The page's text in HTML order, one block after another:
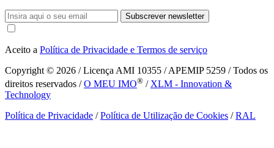
Subscrever newsletter
Aceito a Política de Privacidade e Termos de serviço
Copyright © 2026 / Licença AMI 10355 / APEMIP 5259 / Todos os
direitos reservados /O MEU IMO® / XLM - Innovation &
Technology
Política de Privacidade /Política de Utilização de Cookies /RAL